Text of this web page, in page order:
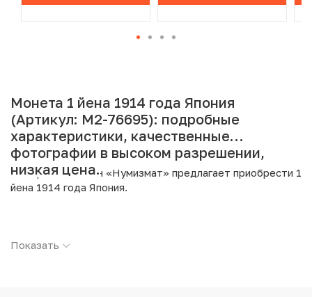
Монета 1 йена 1914 года Япония
(Артикул: M2-76695): подробные
характеристики, качественные
фотографии в высоком разрешении,
низкая цена.
Интернет магазин «Нумизмат» предлагает приобрести 1
йена 1914 года Япония.
Страна: Япония
Показать